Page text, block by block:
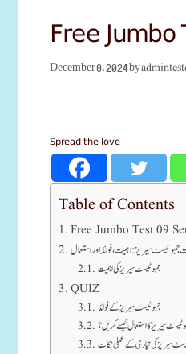
Free
December 8, 2024 by
Spread the love
Table of Contents
Free Jumbo Test 09
ٹیسٹ سیریز: اہمیت، فوائد اور استعمال
جمبو ٹیسٹ سیریز کی اہمیت
QUIZ
جمبو ٹیسٹ سیریز کے فوائد
ٹیسٹ سیریز کا استعمال کیسے کریں؟
سیریز کی تیاری کے عملی نکات